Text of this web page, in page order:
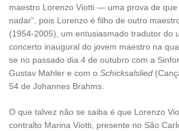
maestro Lorenzo Viotti — uma prova de que
nadar”, pois Lorenzo é filho de outro
(1954-2005), um entusiasmado tradutor do
concerto inaugural do jovem maestro na
se no passado dia 4 de outubro com a
Gustav Mahler e com o Schicksalslied
54 de Johannes Brahms.
O que talvez não se saiba é que Lorenzo
contralto Marina Viotti, presente no São